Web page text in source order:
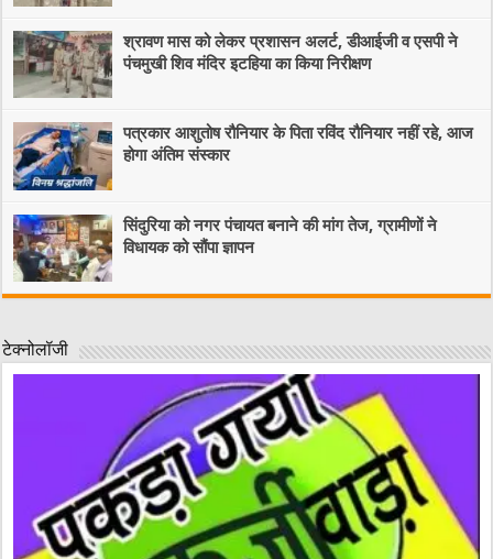
श्रावण मास को लेकर प्रशासन अलर्ट, डीआईजी व एसपी ने
पंचमुखी शिव मंदिर इटहिया का किया निरीक्षण
पत्रकार आशुतोष रौनियार के पिता रविंद रौनियार नहीं रहे, आज
होगा अंतिम संस्कार
सिंदुरिया को नगर पंचायत बनाने की मांग तेज, ग्रामीणों ने
विधायक को सौंपा ज्ञापन
टेक्नोलॉजी